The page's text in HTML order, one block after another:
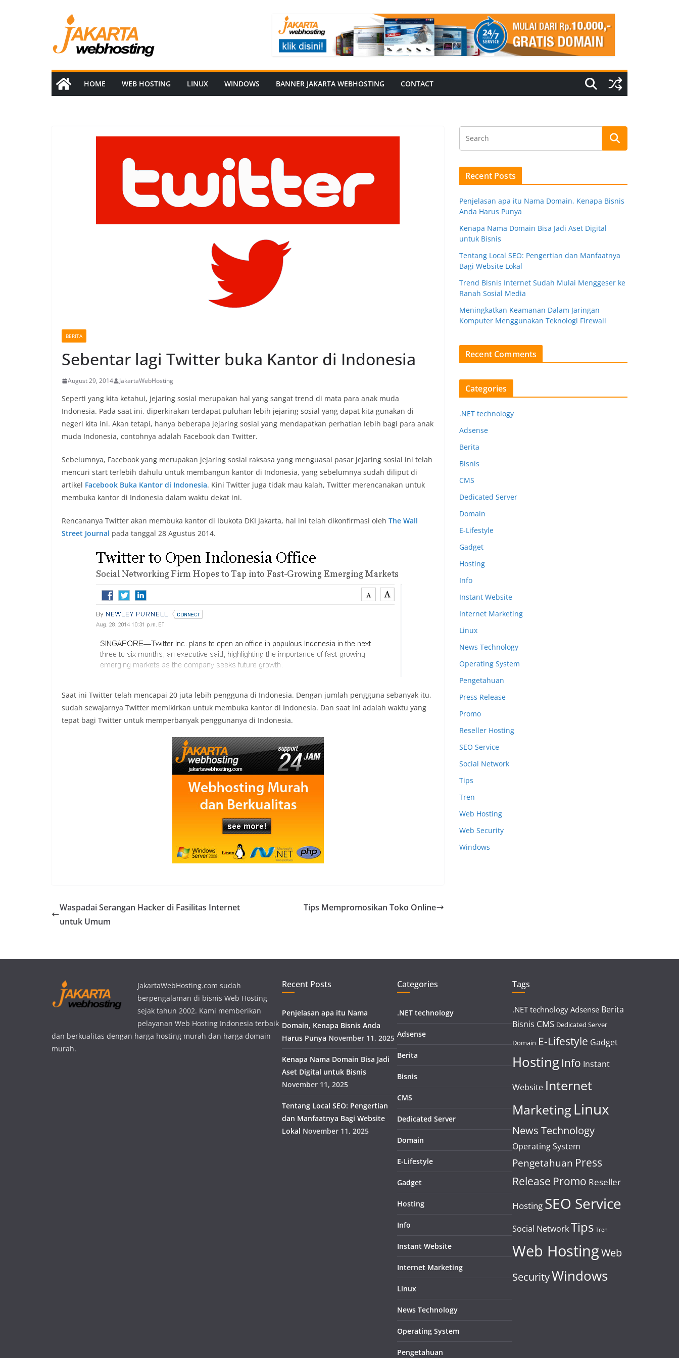
HOME WEB HOSTING LINUX WINDOWS BANNER JAKARTA WEBHOSTING CONTACT
BERITA
Sebentar lagi Twitter buka Kantor di Indonesia
August 29, 2014 JakartaWebHosting
Seperti yang kita ketahui, jejaring sosial merupakan hal yang sangat trend di mata para anak muda
Indonesia. Pada saat ini, diperkirakan terdapat puluhan lebih jejaring sosial yang dapat kita gunakan di
negeri kita ini. Akan tetapi, hanya beberapa jejaring sosial yang mendapatkan perhatian lebih bagi para anak
muda Indonesia, contohnya adalah Facebook dan Twitter.
Sebelumnya, Facebook yang merupakan jejaring sosial raksasa yang menguasai pasar jejaring sosial ini telah
mencuri start terlebih dahulu untuk membangun kantor di Indonesia, yang sebelumnya sudah diliput di
artikel Facebook Buka Kantor di Indonesia. Kini Twitter juga tidak mau kalah, Twitter merencanakan untuk
membuka kantor di Indonesia dalam waktu dekat ini.
Rencananya Twitter akan membuka kantor di Ibukota DKI Jakarta, hal ini telah dikonfirmasi oleh The Wall
Street Journal pada tanggal 28 Agustus 2014.
Saat ini Twitter telah mencapai 20 juta lebih pengguna di Indonesia. Dengan jumlah pengguna sebanyak itu,
sudah sewajarnya Twitter memikirkan untuk membuka kantor di Indonesia. Dan saat ini adalah waktu yang
tepat bagi Twitter untuk memperbanyak penggunanya di Indonesia.
Waspadai Serangan Hacker di Fasilitas Internet
untuk Umum
Tips Mempromosikan Toko Online
Recent Posts
Penjelasan apa itu Nama Domain, Kenapa Bisnis
Anda Harus Punya
Kenapa Nama Domain Bisa Jadi Aset Digital
untuk Bisnis
Tentang Local SEO: Pengertian dan Manfaatnya
Bagi Website Lokal
Trend Bisnis Internet Sudah Mulai Menggeser ke
Ranah Sosial Media
Meningkatkan Keamanan Dalam Jaringan
Komputer Menggunakan Teknologi Firewall
Recent Comments
Categories
.NET technology
Adsense
Berita
Bisnis
CMS
Dedicated Server
Domain
E-Lifestyle
Gadget
Hosting
Info
Instant Website
Internet Marketing
Linux
News Technology
Operating System
Pengetahuan
Press Release
Promo
Reseller Hosting
SEO Service
Social Network
Tips
Tren
Web Hosting
Web Security
Windows
JakartaWebHosting.com sudah
berpengalaman di bisnis Web Hosting
sejak tahun 2002. Kami memberikan
pelayanan Web Hosting Indonesia terbaik
dan berkualitas dengan harga hosting murah dan harga domain
murah.
Recent Posts
Penjelasan apa itu Nama
Domain, Kenapa Bisnis Anda
Harus Punya November 11, 2025
Kenapa Nama Domain Bisa Jadi
Aset Digital untuk Bisnis
November 11, 2025
Tentang Local SEO: Pengertian
dan Manfaatnya Bagi Website
Lokal November 11, 2025
Categories
.NET technology
Adsense
Berita
Bisnis
CMS
Dedicated Server
Domain
E-Lifestyle
Gadget
Hosting
Info
Instant Website
Internet Marketing
Linux
News Technology
Operating System
Pengetahuan
Tags
.NET technology Adsense Berita
Bisnis CMS Dedicated Server
Domain E-Lifestyle Gadget
Hosting Info Instant
Website Internet
Marketing Linux
News Technology
Operating System
Pengetahuan Press
Release Promo Reseller
Hosting SEO Service
Social NetworkTips Tren
Web HostingWeb
SecurityWindows